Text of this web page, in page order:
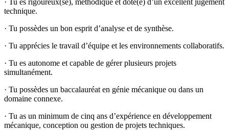
· Tu es rigoureux(se), méthodique et doté(e) d’un excellent jugement
technique.
· Tu possèdes un bon esprit d’analyse et de synthèse.
· Tu apprécies le travail d’équipe et les environnements collaboratifs.
· Tu es autonome et capable de gérer plusieurs projets
simultanément.
· Tu possèdes un baccalauréat en génie mécanique ou dans un
domaine connexe.
· Tu as un minimum de cinq ans d’expérience en développement
mécanique, conception ou gestion de projets techniques.